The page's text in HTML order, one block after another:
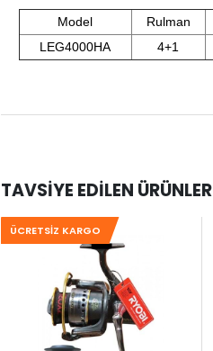
Model Rulman
LEG4000HA
4+1
TAVSIYE EDILEN ÜRÜNLER
ÜCRETSIZ KARGO